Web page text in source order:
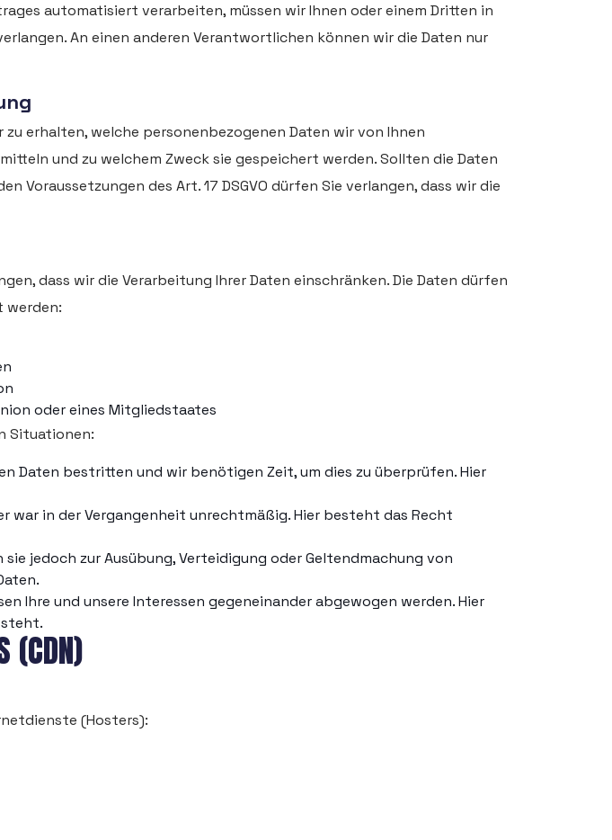
automatisiert verarbeiten, müssen wir Ihnen oder einem Dritten in
An einen anderen Verantwortlichen können wir die Daten nur
erhalten, welche personenbezogenen Daten wir von Ihnen
und zu welchem Zweck sie gespeichert werden. Sollten die Daten
Voraussetzungen des Art. 17 DSGVO dürfen Sie verlangen, dass wir die
dass wir die Verarbeitung Ihrer Daten einschränken. Die Daten dürfen
werden:
oder eines Mitgliedstaates
Situationen:
Daten bestritten und wir benötigen Zeit, um dies zu überprüfen. Hier
war in der Vergangenheit unrechtmäßig. Hier besteht das Recht
jedoch zur Ausübung, Verteidigung oder Geltendmachung von
Ihre und unsere Interessen gegeneinander abgewogen werden. Hier
(CDN)
(Hosters):